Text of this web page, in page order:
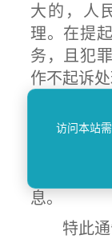
大的，人
理。在提
务，且犯
作不起诉处
六、欢
举报失信
打造诚信
将做好保
息。
特此通
访问本站